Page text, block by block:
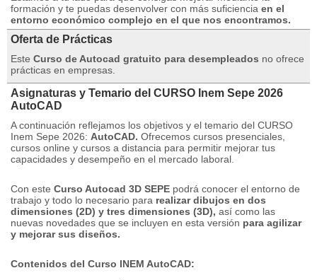
formación y te puedas desenvolver con más suficiencia en el
entorno económico complejo en el que nos encontramos.
Oferta de Prácticas
Este Curso de Autocad gratuito para desempleados no ofrece
prácticas en empresas.
Asignaturas y Temario del CURSO Inem Sepe 2026
AutoCAD
A continuación reflejamos los objetivos y el temario del CURSO
Inem Sepe 2026: AutoCAD. Ofrecemos cursos presenciales,
cursos online y cursos a distancia para permitir mejorar tus
capacidades y desempeño en el mercado laboral.
Con este Curso Autocad 3D SEPE podrá conocer el entorno de
trabajo y todo lo necesario para realizar dibujos en dos
dimensiones (2D) y tres dimensiones (3D), así como las
nuevas novedades que se incluyen en esta versión para agilizar
y mejorar sus diseños.
Contenidos del Curso INEM AutoCAD: